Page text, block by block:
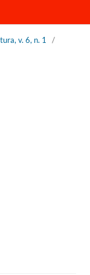
v. 6, n. 1
/